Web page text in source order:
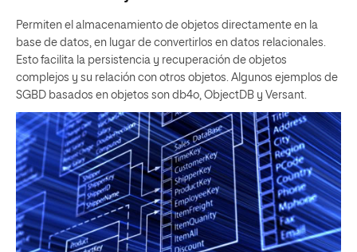
Permiten el almacenamiento de objetos directamente en la
base de datos, en lugar de convertirlos en datos relacionales.
Esto facilita la persistencia y recuperación de objetos
complejos y su relación con otros objetos. Algunos ejemplos de
SGBD basados en objetos son db4o, ObjectDB y Versant.